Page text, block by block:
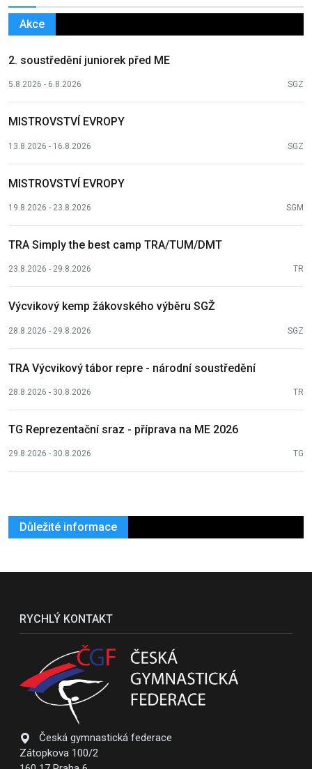
Akce
2. soustředění juniorek před ME
5.8.2026 - 6.8.2026 SGZ
MISTROVSTVÍ EVROPY
13.8.2026 - 16.8.2026 SGZ
MISTROVSTVÍ EVROPY
19.8.2026 - 23.8.2026 SGM
TRA Simply the best camp TRA/TUM/DMT
23.8.2026 - 29.8.2026 TR
Výcvikový kemp žákovského výběru SGŽ
28.8.2026 - 29.8.2026 SGZ
TRA Výcvikový tábor repre - národní soustředění
28.8.2026 - 30.8.2026 TR
TG Reprezentační sraz - příprava na ME 2026
29.8.2026 - 30.8.2026 TG
Důležité informace
RYCHLÝ KONTAKT
Česká gymnastická federace
Zátopkova 100/2